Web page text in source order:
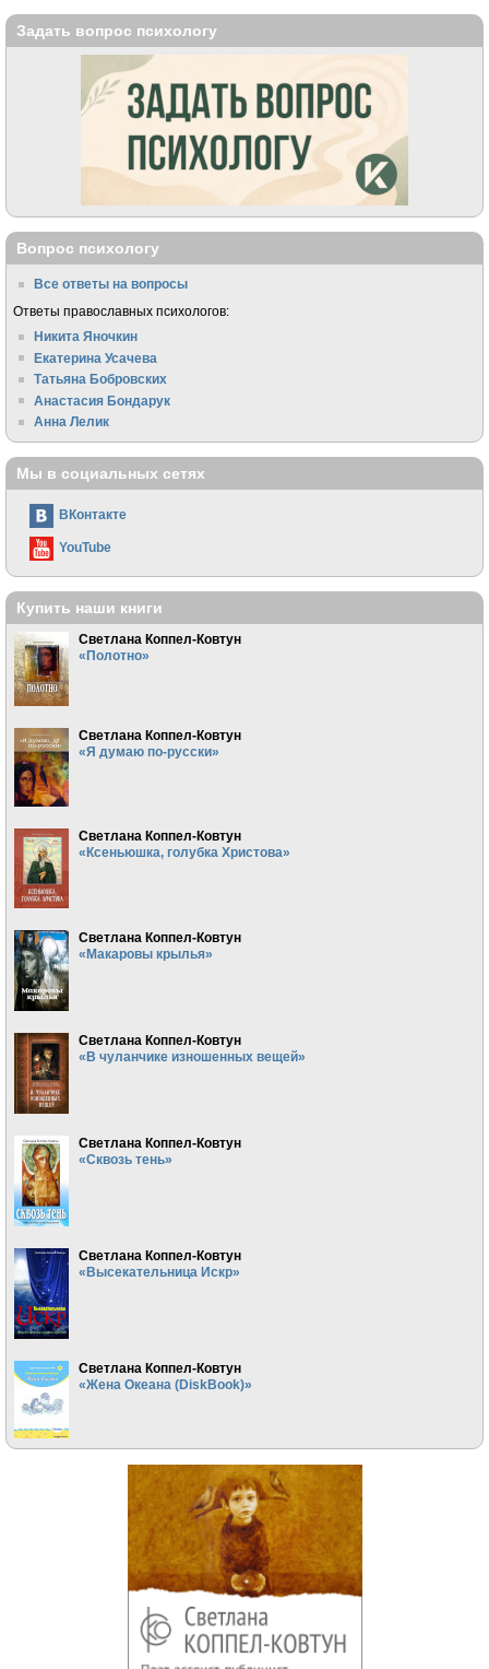
Задать вопрос психологу
Вопрос психологу
Все ответы на вопросы
Ответы православных психологов:
Никита Яночкин
Екатерина Усачева
Татьяна Бобровских
Анастасия Бондарук
Анна Лелик
Мы в социальных сетях
ВКонтакте
YouTube
Купить наши книги
Светлана Коппел-Ковтун
«Полотно»
Светлана Коппел-Ковтун
«Я думаю по-русски»
Светлана Коппел-Ковтун
«Ксеньюшка, голубка Христова»
Светлана Коппел-Ковтун
«Макаровы крылья»
Светлана Коппел-Ковтун
«В чуланчике изношенных вещей»
Светлана Коппел-Ковтун
«Сквозь тень»
Светлана Коппел-Ковтун
«Высекательница Искр»
Светлана Коппел-Ковтун
«Жена Океана (DiskBook)»